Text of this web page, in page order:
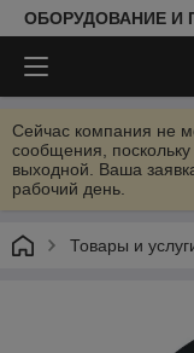
ОБОРУДОВАНИЕ И
Сейчас компания не
сообщения,
выходной. Ваша
рабочий день.
Товары и